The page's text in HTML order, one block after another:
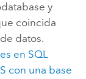
y
coincida
datos.
en SQL
con una base